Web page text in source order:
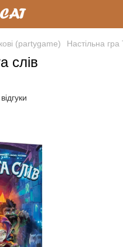
(partygame) Настільна
слів